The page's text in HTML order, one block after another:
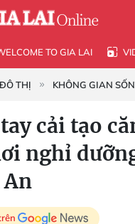
TO GIA LAI
THỊ KHÔNG GIAN
cải tạo
nghỉ